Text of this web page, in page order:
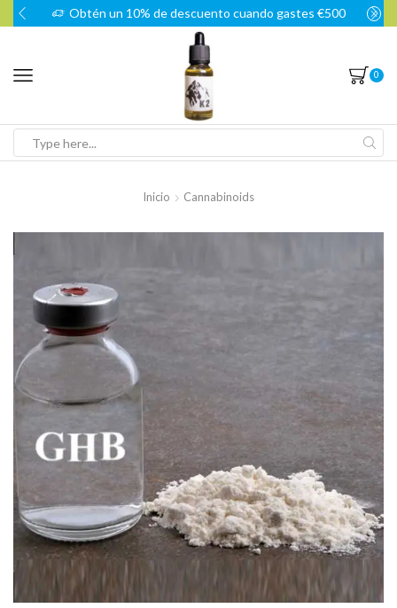
Obtén un 10% de descuento cuando gastes €500
0
Inicio Cannabinoids